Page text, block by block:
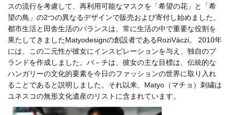
スの流行を考慮して、再利用可能なマスクを「希望の花」と「希
望の鳥」の2つの異なるデザインで販売および寄付し始めました。
都市生活と田舎生活のバランスは、常に生活の中で重要な役割を
果たしてきましたMatyodesignの創設者であるRoziVáczi。 2010年
には、この二元性が彼女にインスピレーションを与え、独自のブ
ランドを作成しました。バ－チは、彼女の主な目標は、伝統的な
ハンガリーの文化的要素を今日のファッションの世界に取り入れ
ることであると説明しました。それ以来、Matyo（マチョ）刺繍は
ユネスコの無形文化遺産のリストに含まれています。